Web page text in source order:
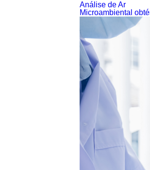
Análise de Ar
Microambiental